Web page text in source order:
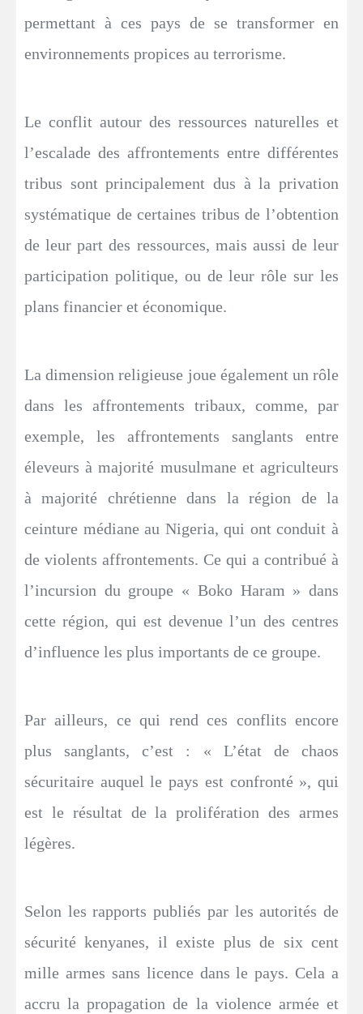
permettant à ces pays de se transformer en
environnements propices au terrorisme.
Le conflit autour des ressources naturelles et
l’escalade des affrontements entre différentes
tribus sont principalement dus à la privation
systématique de certaines tribus de l’obtention
de leur part des ressources, mais aussi de leur
participation politique, ou de leur rôle sur les
plans financier et économique.
La dimension religieuse joue également un rôle
dans les affrontements tribaux, comme, par
exemple, les affrontements sanglants entre
éleveurs à majorité musulmane et agriculteurs
à majorité chrétienne dans la région de la
ceinture médiane au Nigeria, qui ont conduit à
de violents affrontements. Ce qui a contribué à
l’incursion du groupe « Boko Haram » dans
cette région, qui est devenue l’un des centres
d’influence les plus importants de ce groupe.
Par ailleurs, ce qui rend ces conflits encore
plus sanglants, c’est : « L’état de chaos
sécuritaire auquel le pays est confronté », qui
est le résultat de la prolifération des armes
légères.
Selon les rapports publiés par les autorités de
sécurité kenyanes, il existe plus de six cent
mille armes sans licence dans le pays. Cela a
accru la propagation de la violence armée et